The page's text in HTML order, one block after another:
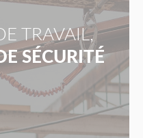
TRAVAIL,
SÉCURITÉ